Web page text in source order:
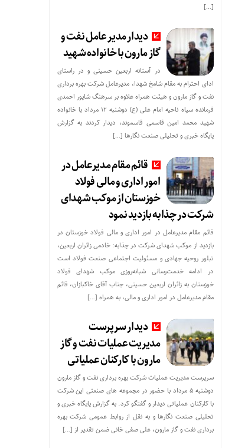
[…]
دیدار مدیر عامل نفت و
گاز مارون با خانواده شهید
در آستانه اربعین حسینی و در راستای
ادای احترام به مقام شامخ شهدا، مدیرعامل شرکت بهره برداری
نفت و گاز مارون و هیئت همراه علاوه بر سرهنگ شاپور احمدی
فرمانده سپاه ناحیه امام علی (ع) دوشنبه ۱۲ مرداد با خانواده
شهید محمد امین قاسمی قاسموند، دیدار کردند به گزارش
پایگاه خبری و تحلیلی صنعت نگارها […]
قائم مقام مدیرعامل در
امور اداری و مالی فولاد
خوزستان از موکب شهدای
شرکت در چذابه بازدید نمود
قائم مقام مدیرعامل در امور اداری و مالی فولاد خوزستان در
بازدید از موکب شهدای شرکت در چذابه: خادمی زائران اربعین،
تبلور روحیه جهادی و مسئولیت اجتماعی صنعت فولاد است
در ادامه خدمت‌رسانی شبانه‌روزی موکب شهدای فولاد
خوزستان به زائران اربعین حسینی، جناب آقای خاکبازان، قائم
مقام مدیرعامل در امور اداری و مالی، به همراه […]
دیدار سرپرست
مدیریت عملیات نفت و گاز
مارون با کارکنان عملیاتی
سرپرست مدیریت عملیات شرکت بهره برداری نفت و گاز مارون
دوشنبه ۵ مرداد با حضور در مجموعه های صنعتی این شرکت
با کارکنان عملیاتی دیدار و گفتگو کرد. به گزارش پایگاه خبری و
تحلیلی صنعت نگارها و به نقل از روابط عمومی شرکت بهره
برداری نفت و گاز مارون، علی صفی خانی ضمن تقدیر از […]